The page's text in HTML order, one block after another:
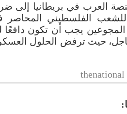
العرب في بريطانيا إلى
الفلسطيني المحاصر
المجوعين يجب أن تكون دافعًا
حيث ترفض الحلول العسكرية